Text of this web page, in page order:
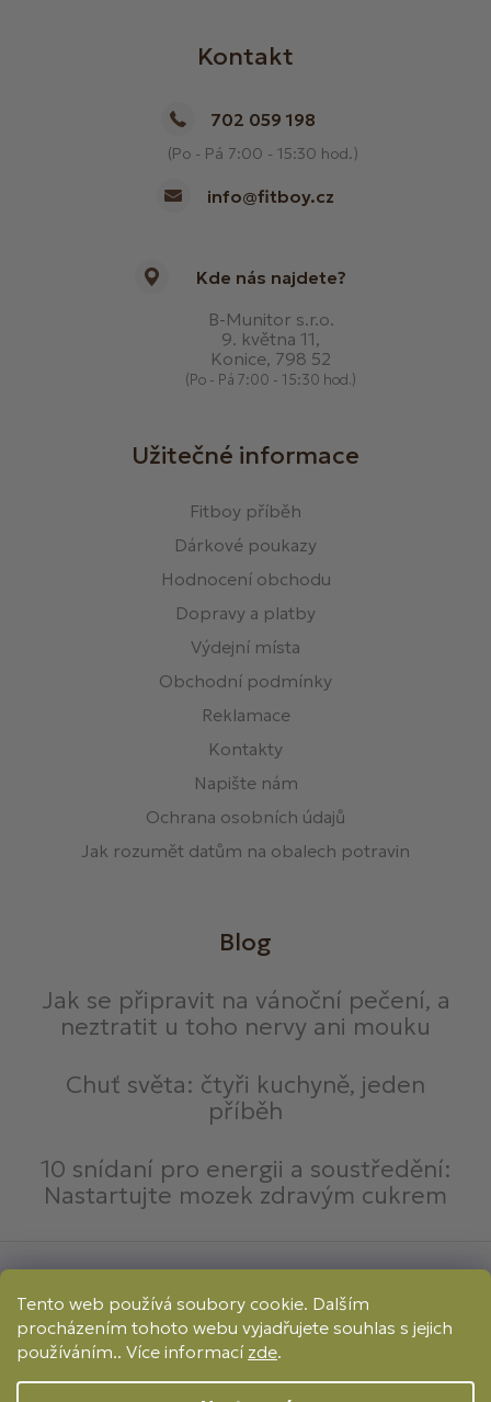
Tento web používá soubory cookie. Dalším
procházením tohoto webu vyjadřujete souhlas s jejich
používáním.. Více informací zde.
Kontakt
702 059 198
(Po - Pá 7:00 - 15:30 hod.)
info@fitboy.cz
Kde nás najdete?
B-Munitor s.r.o.
9. května 11,
Konice, 798 52
(Po - Pá 7:00 - 15:30 hod.)
Užitečné informace
Fitboy příběh
Dárkové poukazy
Hodnocení obchodu
Dopravy a platby
Výdejní místa
Obchodní podmínky
Reklamace
Kontakty
Napište nám
Ochrana osobních údajů
Jak rozumět datům na obalech potravin
Blog
Jak se připravit na vánoční pečení, a
neztratit u toho nervy ani mouku
Chuť světa: čtyři kuchyně, jeden
příběh
10 snídaní pro energii a soustředění:
Nastartujte mozek zdravým cukrem
Online Převod Dobírka
Způsoby dopravy: